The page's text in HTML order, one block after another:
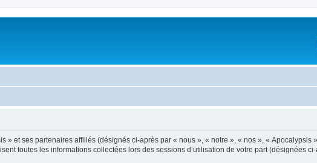
et ses partenaires affiliés (désignés ci-après par « nous », « notre », « nos », « Apocalypsis
toutes les informations collectées lors des sessions d’utilisation de votre part (désignées